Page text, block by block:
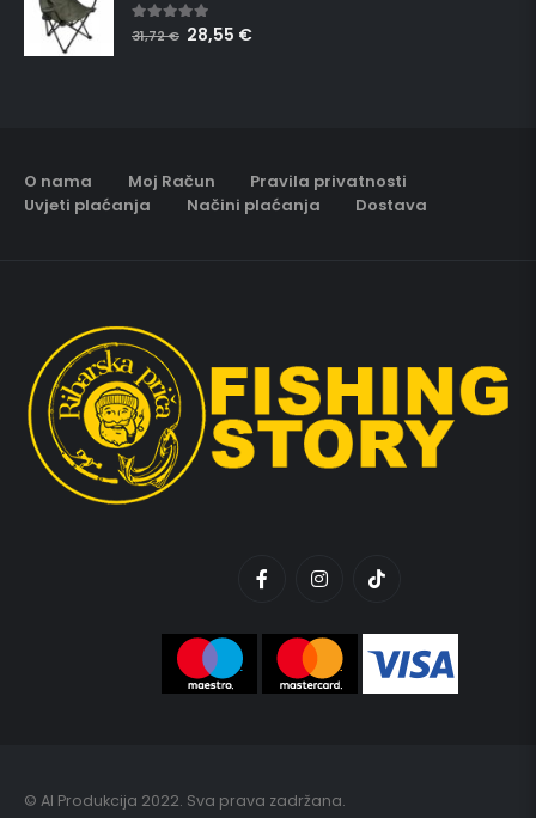
5.00 out of 5
31,72€ 28,55 €
O nama Moj Račun
Pravila privatnosti
Uvjeti plaćanja
Načini plaćanja Dostava
© AI Produkcija 2022. Sva prava zadržana.